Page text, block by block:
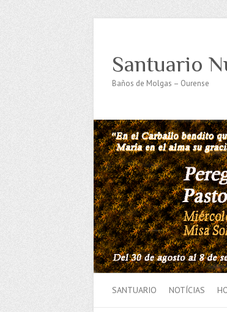
Santuario
Baños de Molgas – Ourense
SANTUARIO NOTÍCIAS